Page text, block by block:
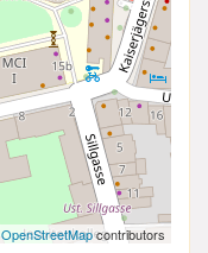
OpenStreetMapcontributors